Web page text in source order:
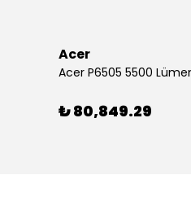
Acer
₺ 80,849.29